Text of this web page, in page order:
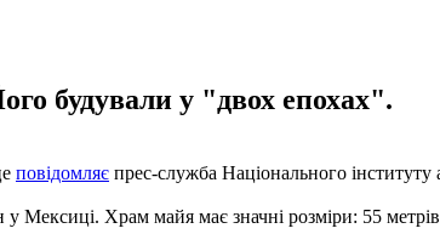
будували у "двох епохах".
повідомляє прес-служба Національного інституту
у Мексиці. Храм майя має значні розміри: 55